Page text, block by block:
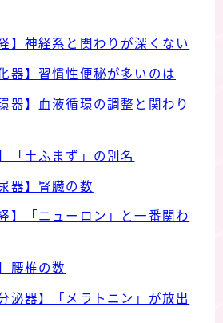
】神経系と関わりが深くない
器】習慣性便秘が多いのは
器】血液循環の調整と関わり
「土ふまず」の別名
器】腎臓の数
】「ニューロン」と一番関わ
腰椎の数
泌器】「メラトニン」が放出